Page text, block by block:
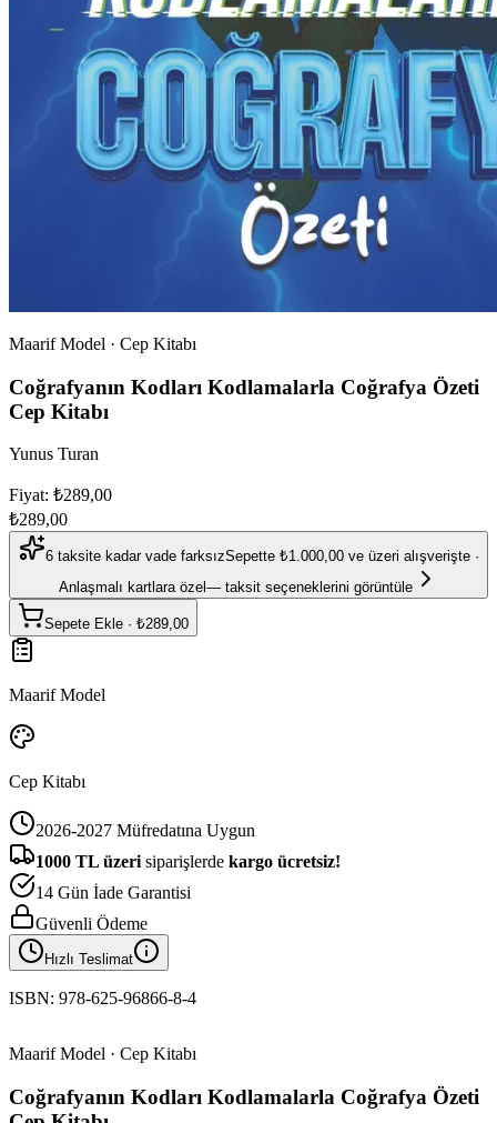
Maarif Model · Cep Kitabı
Coğrafyanın Kodları Kodlamalarla Coğrafya Özeti
Cep Kitabı
Yunus Turan
Fiyat: ₺289,00
₺289,00
6 taksite kadar vade farksızSepette ₺1.000,00 ve üzeri alışverişte ·
Anlaşmalı kartlara özel — taksit seçeneklerini görüntüle
Sepete Ekle · ₺289,00
Maarif Model
Cep Kitabı
2026-2027 Müfredatına Uygun
1000 TL üzerisiparişlerde kargo ücretsiz!
14 Gün İade Garantisi
Güvenli Ödeme
Hızlı Teslimat
ISBN: 978-625-96866-8-4
Maarif Model · Cep Kitabı
Coğrafyanın Kodları Kodlamalarla Coğrafya Özeti